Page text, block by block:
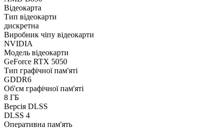
Відеокарта
Тип відеокарти
дискретна
Виробник чіпу відеокарти
NVIDIA
Модель відеокарти
GeForce RTX 5050
Тип графічної пам'яті
GDDR6
Об'єм графічної пам'яті
8 ГБ
Версія DLSS
DLSS 4
Оперативна пам'ять